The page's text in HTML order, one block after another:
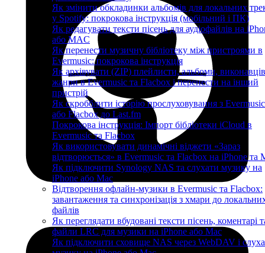
Як змінити обкладинки альбомів для локальних
у Spotify: покрокова інструкція (мобільний і ПК)
Як редагувати тексти пісень для аудіофайлів на
або MAC
Як перенести музичну бібліотеку між пристроями в
Evermusic: покрокова інструкція
Як архівувати (ZIP) плейлисти, альбоми, виконавців
жанри в Evermusic та Flacbox і перенести на інший
пристрій
Як скробблити історію прослуховування з Evermusic
або Flacbox до Last.fm
Покрокова інструкція: Імпорт бібліотеки iCloud в
Evermusic та Flacbox
Як використовувати динамічні віджети «Зараз
відтворюється» в Evermusic та Flacbox на iPhone та
Як підключити Synology NAS та слухати музику на
iPhone або Mac
Відтворення офлайн-музики в Evermusic та Flacbox:
завантаження та синхронізація з хмари до
файлів
Як переглядати вбудовані тексти пісень, коментарі
файли LRC для музики на iPhone або Mac
Як підключити сховище NAS через WebDAV і